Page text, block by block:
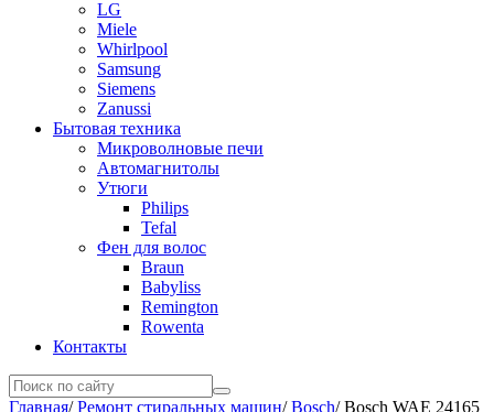
LG
Miele
Whirlpool
Samsung
Siemens
Zanussi
Бытовая техника
Микроволновые печи
Автомагнитолы
Утюги
Philips
Tefal
Фен для волос
Braun
Babyliss
Remington
Rowenta
Контакты
Главная/Ремонт стиральных машин/Bosch/Bosch WAE 24165